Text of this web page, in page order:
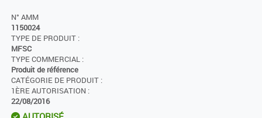
N° AMM
1150024
TYPE DE PRODUIT :
MFSC
TYPE COMMERCIAL :
Produit de référence
CATÉGORIE DE PRODUIT :
1ÈRE AUTORISATION :
22/08/2016